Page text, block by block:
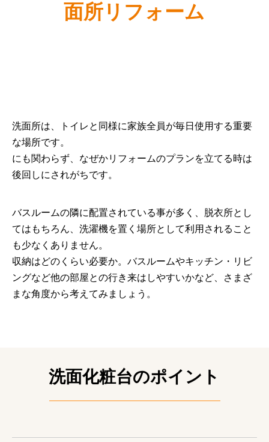
面所リフォーム
洗面所は、トイレと同様に家族全員が毎日使用する重要
な場所です。
にも関わらず、なぜかリフォームのプランを立てる時は
後回しにされがちです。
バスルームの隣に配置されている事が多く、脱衣所とし
てはもちろん、洗濯機を置く場所として利用されること
も少なくありません。
収納はどのくらい必要か。バスルームやキッチン・リビ
ングなど他の部屋との行き来はしやすいかなど、さまざ
まな角度から考えてみましょう。
洗面化粧台のポイント